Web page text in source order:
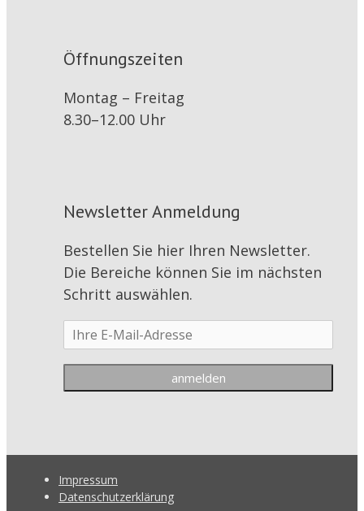
Öffnungszeiten
Montag – Freitag
8.30–12.00 Uhr
Newsletter Anmeldung
Bestellen Sie hier Ihren Newsletter.
Die Bereiche können Sie im nächsten
Schritt auswählen.
Impressum
Datenschutzerklärung